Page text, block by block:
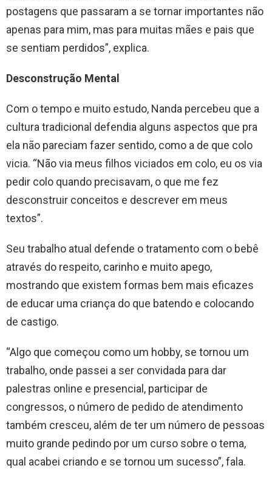
postagens que passaram a se tornar importantes não
apenas para mim, mas para muitas mães e pais que
se sentiam perdidos”, explica.
Desconstrução Mental
Com o tempo e muito estudo, Nanda percebeu que a
cultura tradicional defendia alguns aspectos que pra
ela não pareciam fazer sentido, como a de que colo
vicia. “Não via meus filhos viciados em colo, eu os via
pedir colo quando precisavam, o que me fez
desconstruir conceitos e descrever em meus
textos”.
Seu trabalho atual defende o tratamento com o bebê
através do respeito, carinho e muito apego,
mostrando que existem formas bem mais eficazes
de educar uma criança do que batendo e colocando
de castigo.
“Algo que começou como um hobby, se tornou um
trabalho, onde passei a ser convidada para dar
palestras online e presencial, participar de
congressos, o número de pedido de atendimento
também cresceu, além de ter um número de pessoas
muito grande pedindo por um curso sobre o tema,
qual acabei criando e se tornou um sucesso”, fala.